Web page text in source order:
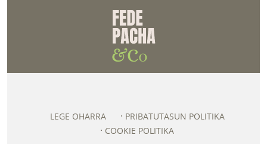
LEGE OHARRA
PRIBATUTASUN POLITIKA
COOKIE POLITIKA